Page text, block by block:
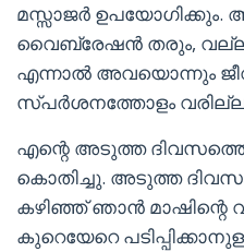
മസ്സാജർ
വൈബ്രേഷൻ തരും,
എന്നാൽ അവയൊന്നും
സ്പർശനത്തോളം
എന്റെ അടുത്ത
കൊതിച്ചു. അടുത്ത
കഴിഞ്ഞ് ഞാൻ മാഷിന്റെ
കുറെയേറെ